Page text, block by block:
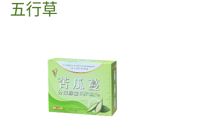
五行草
始
價
格：
NT$3,980。
前
格：
NT$3,680。